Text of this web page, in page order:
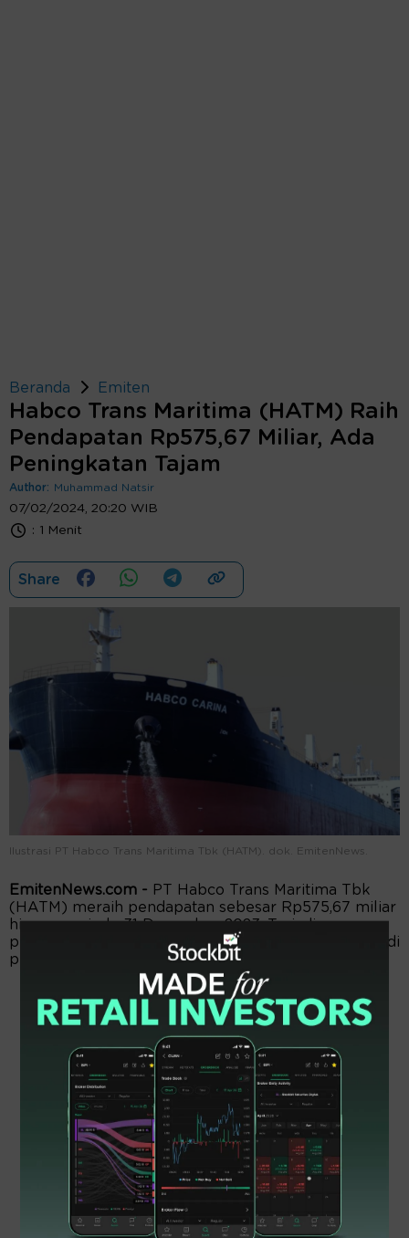
Beranda Emiten
Habco Trans Maritima (HATM) Raih
Pendapatan Rp575,67 Miliar, Ada
Peningkatan Tajam
Author: Muhammad Natsir
07/02/2024, 20:20 WIB
: 1 Menit
Share
Ilustrasi PT Habco Trans Maritima Tbk (HATM). dok. EmitenNews.
EmitenNews.com - PT Habco Trans Maritima Tbk
(HATM) meraih pendapatan sebesar Rp575,67 miliar
hingga periode 31 Desember 2023. Terjadi
peningkatan tajam dari pendapatan Rp371,32 miliar di
periode yang sama tahun sebelumnya.